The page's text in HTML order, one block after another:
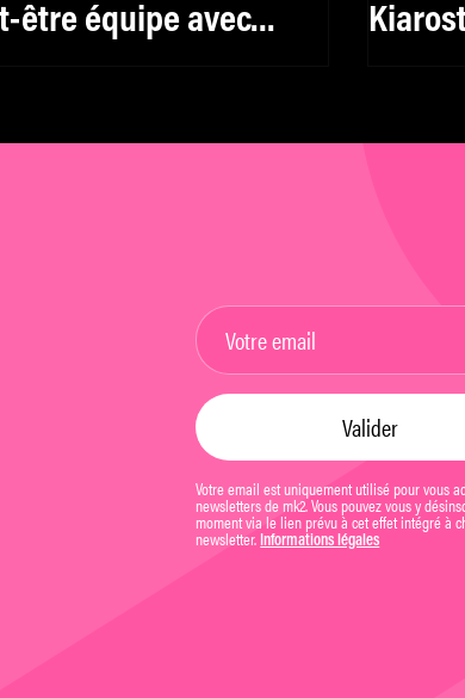
être équipe avec
Votre email est uniquement utilisé pour vous
newsletters de mk2. Vous pouvez vous y
moment via le lien prévu à cet effet intégré à
newsletter. Informations légales